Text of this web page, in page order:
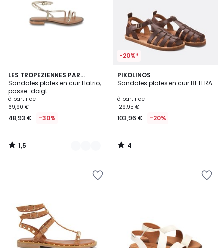
LES TROPEZIENNES PAR
M.BELARBI
Sandales plates en cuir Hatrio,
passe-doigt
à partir de
69,90 €
48,93 € -30%
1,5
/
5
2
Couleurs
1,5
/
-20%*
PIKOLINOS
Sandales plates en cuir BETERA
à partir de
129,95 €
103,96 € -20%
4
/
4
/